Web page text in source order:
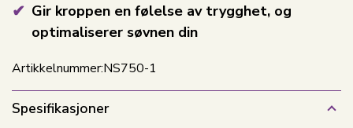
Gir kroppen en følelse av trygghet, og
optimaliserer søvnen din
Artikkelnummer:NS750-1
Spesifikasjoner